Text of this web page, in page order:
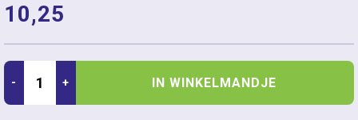
10,25
- + IN WINKELMANDJE